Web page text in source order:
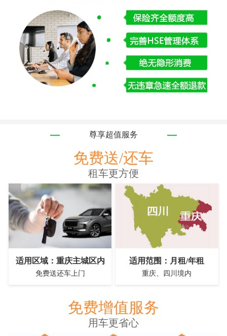
尊享超值服务
免费送/还车
租车更方便
适用区域：重庆主城区内
免费送还车上门
适用范围：月租/年租
重庆、四川境内
免费增值服务
用车更省心